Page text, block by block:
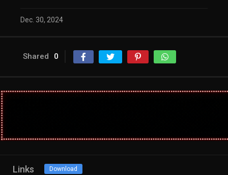
Dec. 30, 2024
Shared 0
Links Download